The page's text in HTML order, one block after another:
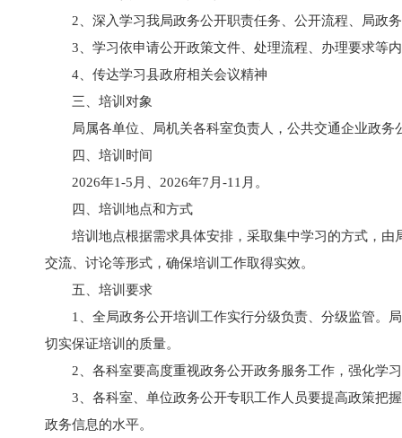
2、深入学习我局政务公开职责任务、公开流程、局政
3、学习依申请公开政策文件、处理流程、办理要求等
4、传达学习县政府相关会议精神
三、培训对象
局属各单位、局机关各科室负责人，公共交通企业政
四、培训时间
2026年1-5月、2026年7月-11月。
四、培训地点和方式
培训地点根据需求具体安排，采取集中学习的方式，
交流、讨论等形式，确保培训工作取得实效。
五、培训要求
1、全局政务公开培训工作实行分级负责、分级监管。
切实保证培训的质量。
2、各科室要高度重视政务公开政务服务工作，强化学
3、各科室、单位政务公开专职工作人员要提高政策把
政务信息的水平。